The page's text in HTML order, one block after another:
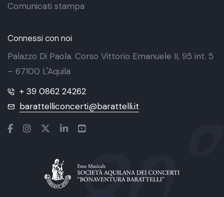
Comunicati stampa
Connessi con noi
Palazzo Di Paola. Corso Vittorio Emanuele II, 95 int. 5
– 67100 L'Aquila
+ 39 0862 24262
barattelliconcerti@barattelli.it